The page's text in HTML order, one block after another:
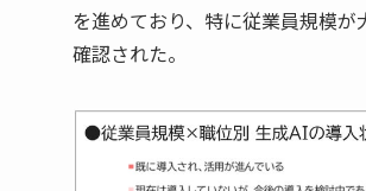
を進めており、特に従業員規模
確認された。